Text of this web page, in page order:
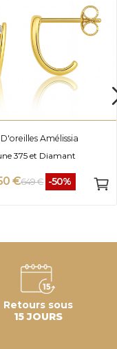
Amélissia
375 et Diamant
€649 € -50%
Retours sous
15 JOURS